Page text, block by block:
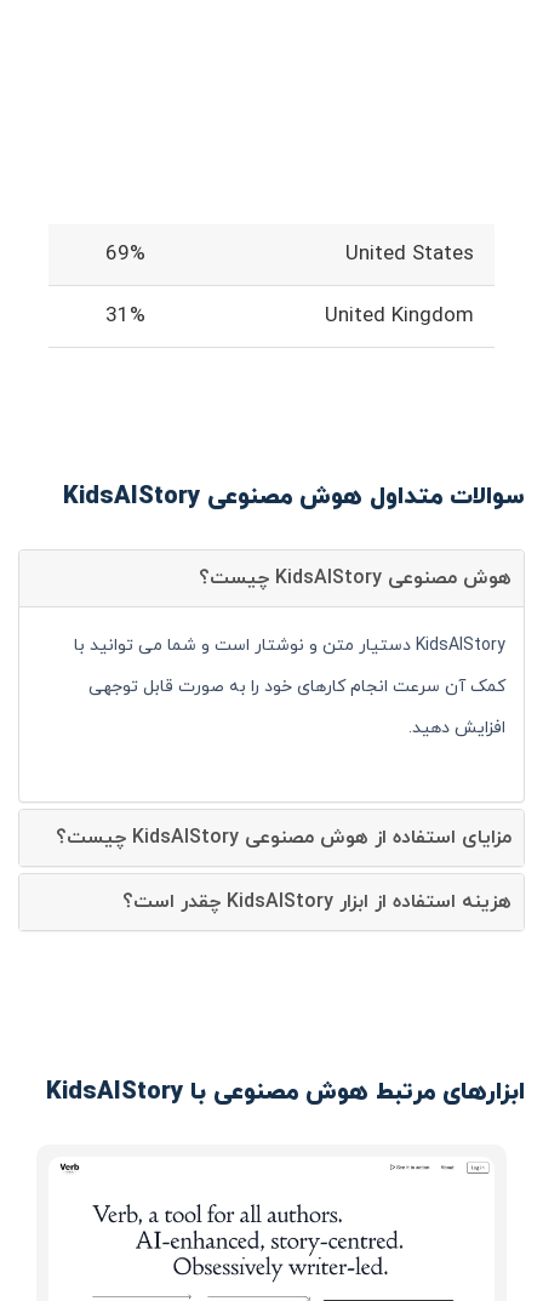
United States
69%
United Kingdom
31%
سوالات متداول هوش مصنوعی KidsAIStory
هوش مصنوعی KidsAIStory چیست؟
KidsAIStory دستیار متن و نوشتار است و شما می توانید با
کمک آن سرعت انجام کارهای خود را به صورت قابل توجهی
افزایش دهید.
مزایای استفاده از هوش مصنوعی KidsAIStory چیست؟
هزینه استفاده از ابزار KidsAIStory چقدر است؟
ابزارهای مرتبط هوش مصنوعی با KidsAIStory